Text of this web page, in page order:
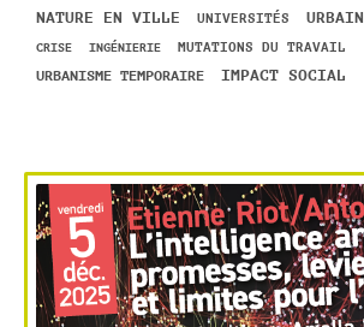
NATURE EN VILLE UNIVERSITÉS URBAIN
CRISE INGÉNIERIE MUTATIONS DU TRAVAIL
URBANISME TEMPORAIRE IMPACT SOCIAL